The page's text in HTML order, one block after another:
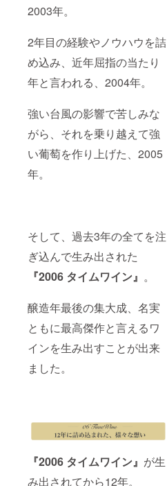
2003年。
2年目の経験やノウハウを詰
め込み、近年屈指の当たり
年と言われる、2004年。
強い台風の影響で苦しみな
がら、それを乗り越えて強
い葡萄を作り上げた、2005
年。
そして、過去3年の全てを注
ぎ込んで生み出された
『2006 タイムワイン』 。
醸造年最後の集大成、名実
ともに最高傑作と言えるワ
インを生み出すことが出来
ました。
『2006 タイムワイン』 が生
み出されてから12年。